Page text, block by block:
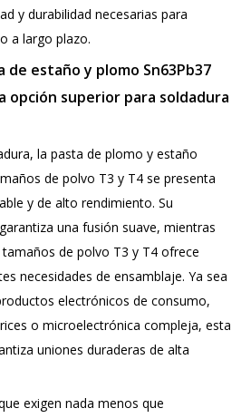
y durabilidad necesarias para
a largo plazo.
de estaño y plomo Sn63Pb37
opción superior para soldadura
la pasta de plomo y estaño
de polvo T3 y T4 se presenta
y de alto rendimiento. Su
una fusión suave, mientras
de polvo T3 y T4 ofrece
necesidades de ensamblaje. Ya sea
electrónicos de consumo,
o microelectrónica compleja, esta
uniones duraderas de alta
exigen nada menos que